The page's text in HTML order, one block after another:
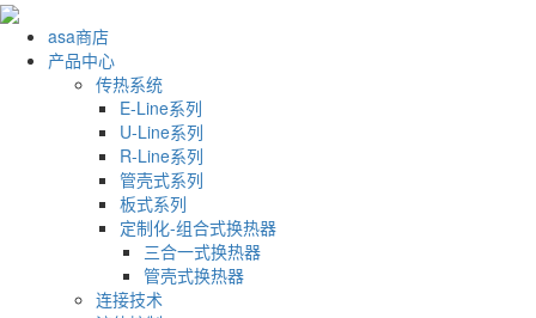
asa商店
产品中心
传热系统
E-Line系列
U-Line系列
R-Line系列
管壳式系列
板式系列
定制化-组合式换热器
三合一式换热器
管壳式换热器
连接技术